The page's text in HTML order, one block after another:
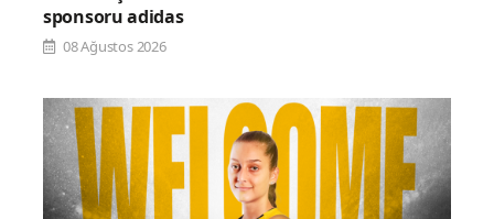
sponsoru adidas
08 Ağustos 2026